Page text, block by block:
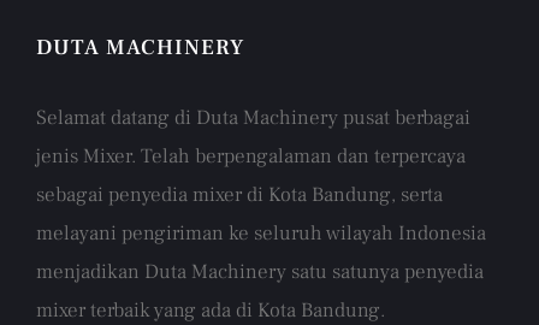
DUTA MACHINERY
Selamat datang di Duta Machinery pusat berbagai
jenis Mixer. Telah berpengalaman dan terpercaya
sebagai penyedia mixer di Kota Bandung, serta
melayani pengiriman ke seluruh wilayah Indonesia
menjadikan Duta Machinery satu satunya penyedia
mixer terbaik yang ada di Kota Bandung.